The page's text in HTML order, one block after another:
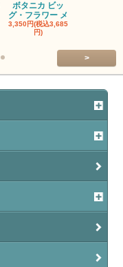
ボタニカ ビッ
グ・フラワー メ
3,350円(税込3,685
円)
>